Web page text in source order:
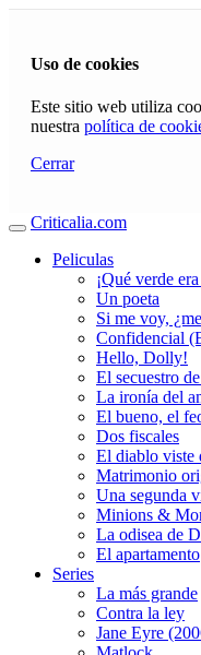
Uso de cookies
Este sitio web utiliza
nuestra política de
Cerrar
Criticalia.com
Peliculas
¡Qué verde
Un poeta
Si me voy,
Confidencial
Hello, Dolly!
El secuestro
La ironía del
El bueno, el
Dos fiscales
El diablo viste
Matrimonio
Una segunda
Minions &
La odisea de
El apartamento
Series
La más grande
Contra la ley
Jane Eyre